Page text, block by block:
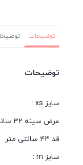
توضیحات
توضیحات
سایز xs :
عرض سینه ۳۲ سانتی متر
قد ۴۳ سانتی متر
سایز m :